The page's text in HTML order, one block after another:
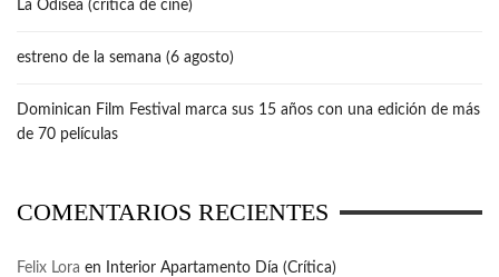
La Odisea (crítica de cine)
estreno de la semana (6 agosto)
Dominican Film Festival marca sus 15 años con una edición de más
de 70 películas
COMENTARIOS RECIENTES
Felix Lora en Interior Apartamento Día (Crítica)